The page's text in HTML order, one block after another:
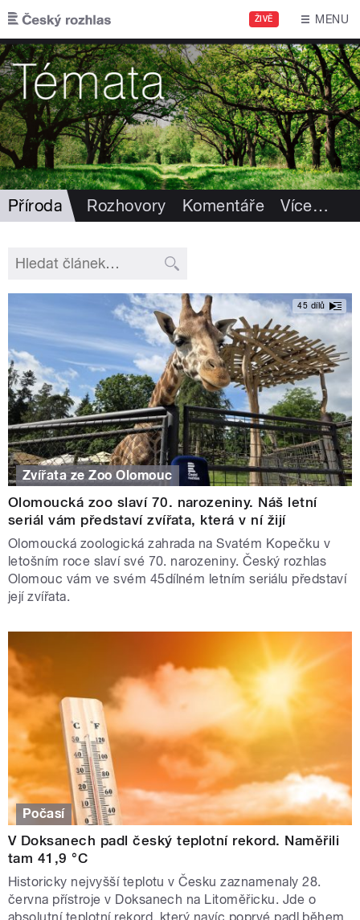
Přejít k hlavnímu obsahu
ŽIVĚ MENU
Příroda Rozhovory Komentáře Více…
45 dílů
Zvířata ze Zoo Olomouc
Olomoucká zoo slaví 70. narozeniny. Náš letní
seriál vám představí zvířata, která v ní žijí
Olomoucká zoologická zahrada na Svatém Kopečku v
letošním roce slaví své 70. narozeniny. Český rozhlas
Olomouc vám ve svém 45dílném letním seriálu představí
její zvířata.
Počasí
V Doksanech padl český teplotní rekord. Naměřili
tam 41,9 °C
Historicky nejvyšší teplotu v Česku zaznamenaly 28.
června přístroje v Doksanech na Litoměřicku. Jde o